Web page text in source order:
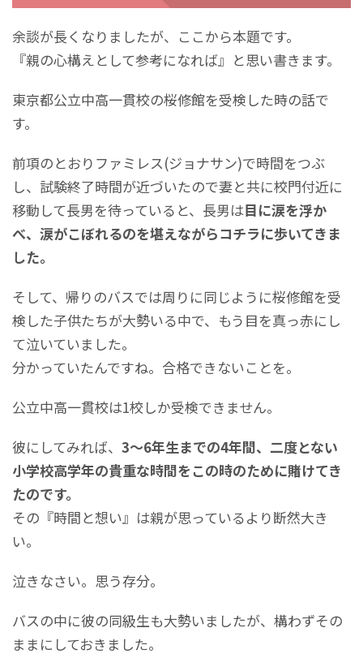
余談が長くなりましたが、ここから本題です。
『親の心構えとして参考になれば』と思い書きます。
東京都公立中高一貫校の桜修館を受検した時の話で
す。
前項のとおりファミレス(ジョナサン)で時間をつぶ
し、試験終了時間が近づいたので妻と共に校門付近に
移動して長男を待っていると、長男は目に涙を浮か
べ、涙がこぼれるのを堪えながらコチラに歩いてきま
した。
そして、帰りのバスでは周りに同じように桜修館を受
検した子供たちが大勢いる中で、もう目を真っ赤にし
て泣いていました。
分かっていたんですね。合格できないことを。
公立中高一貫校は1校しか受検できません。
彼にしてみれば、 3～6年生までの4年間、二度とない
小学校高学年の貴重な時間をこの時のために賭けてき
たのです。
その『時間と想い』は親が思っているより断然大き
い。
泣きなさい。思う存分。
バスの中に彼の同級生も大勢いましたが、構わずその
ままにしておきました。